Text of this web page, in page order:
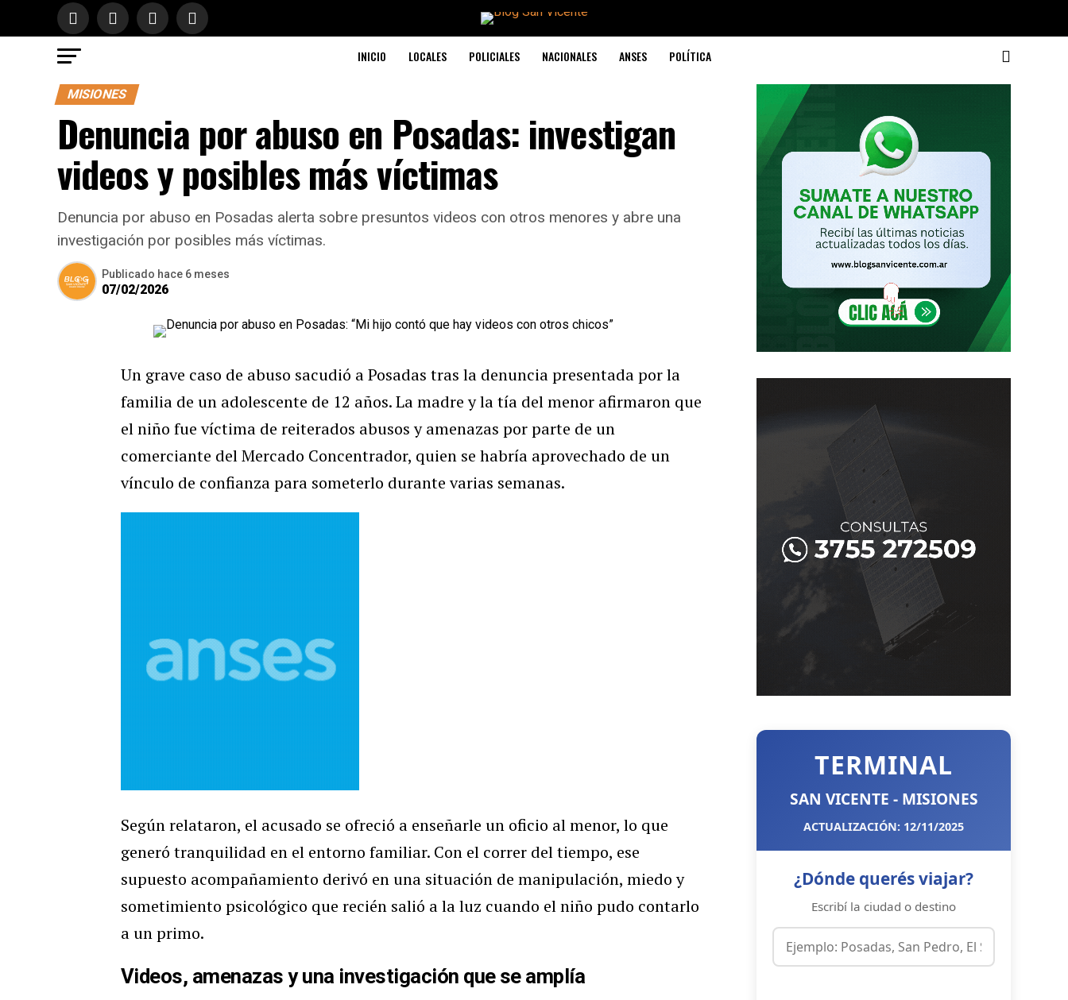
INICIO LOCALES POLICIALES NACIONALES ANSES POLÍTICA
MISIONES
Denuncia por abuso en Posadas: investigan
videos y posibles más víctimas
Denuncia por abuso en Posadas alerta sobre presuntos videos con otros menores y abre una
investigación por posibles más víctimas.
Publicado hace 6 meses
07/02/2026
Un grave caso de abuso sacudió a Posadas tras la denuncia presentada por la
familia de un adolescente de 12 años. La madre y la tía del menor afirmaron que
el niño fue víctima de reiterados abusos y amenazas por parte de un
comerciante del Mercado Concentrador, quien se habría aprovechado de un
vínculo de confianza para someterlo durante varias semanas.
Según relataron, el acusado se ofreció a enseñarle un oficio al menor, lo que
generó tranquilidad en el entorno familiar. Con el correr del tiempo, ese
supuesto acompañamiento derivó en una situación de manipulación, miedo y
sometimiento psicológico que recién salió a la luz cuando el niño pudo contarlo
a un primo.
Videos, amenazas y una investigación que se amplía
TERMINAL
SAN VICENTE - MISIONES
ACTUALIZACIÓN: 12/11/2025
¿Dónde querés viajar?
Escribí la ciudad o destino